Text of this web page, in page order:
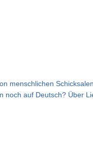
menschlichen
noch auf Deutsch? Über